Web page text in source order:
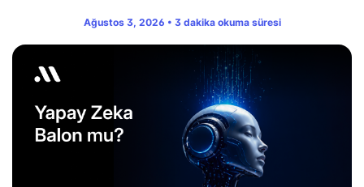
Ağustos 3, 2026 • 3 dakika okuma süresi